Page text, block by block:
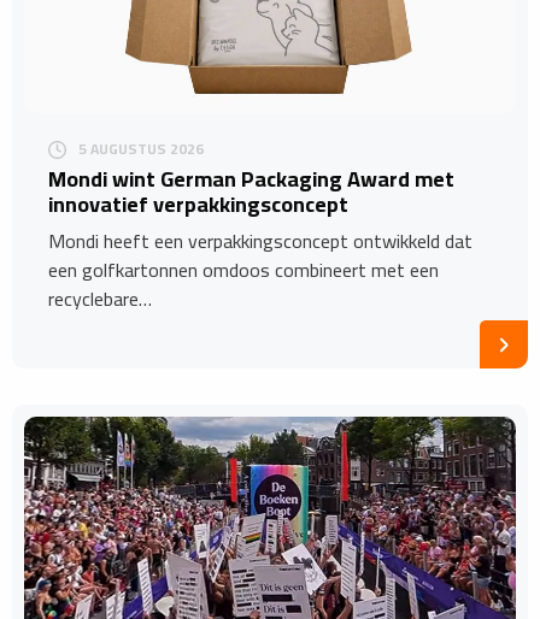
5 AUGUSTUS 2026
Mondi wint German Packaging Award met
innovatief verpakkingsconcept
Mondi heeft een verpakkingsconcept ontwikkeld dat
een golfkartonnen omdoos combineert met een
recyclebare…